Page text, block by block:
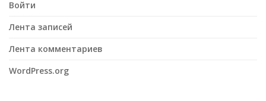
Войти
Лента записей
Лента комментариев
WordPress.org